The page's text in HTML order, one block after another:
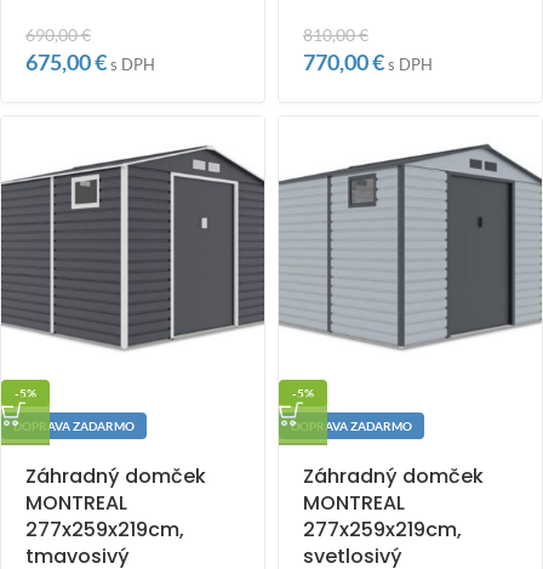
690,00€
675,00€s DPH
810,00€
770,00€s DPH
-5%
DOPRAVA ZADARMO
Záhradný domček
MONTREAL
277x259x219cm,
tmavosivý
-5%
DOPRAVA ZADARMO
Záhradný domček
MONTREAL
277x259x219cm,
svetlosivý